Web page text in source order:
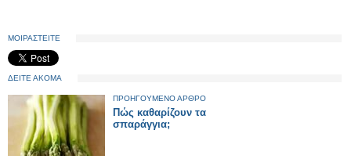
ΜΟΙΡΑΣΤΕΙΤΕ
ΔΕΙΤΕ ΑΚΟΜΑ
ΠΡΟΗΓΟΥΜΕΝΟ ΑΡΘΡΟ
Πώς καθαρίζουν τα
σπαράγγια;